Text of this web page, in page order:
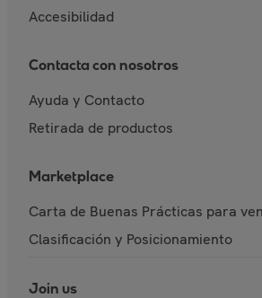
Accesibilidad
Contacta con nosotros
Ayuda y Contacto
Retirada de productos
Marketplace
Carta de Buenas Prácticas para
Clasificación y Posicionamiento
Join us